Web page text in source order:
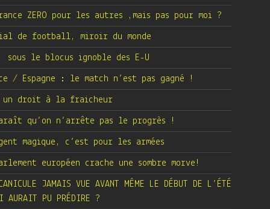
ZERO pour les autres ,mais pas pour moi ?
de football, miroir du monde
sous le blocus ignoble des E-U
/ Espagne : le match n’est pas gagné !
un droit à la fraicheur
qu’on n’arrête pas le progrès !
magique, c’est pour les armées
européen crache une sombre morve!
JAMAIS VUE AVANT MÊME LE DÉBUT DE L’ÉTÉ
AURAIT PU PRÉDIRE ?